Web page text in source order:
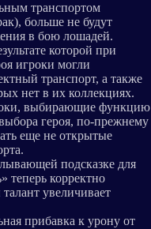
транспортом
больше не будут
в бою лошадей.
которой при
игроки могли
транспорт, а также
нет в их коллекциях.
выбирающие функцию
героя, по-прежнему
еще не открытые
подсказке для
теперь корректно
увеличивает
прибавка к урону от